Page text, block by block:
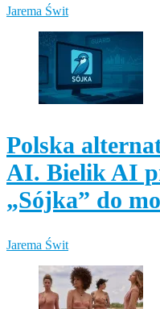
Jarema Świt
Polska
AI. Bielik AI
„Sójka” do
Jarema Świt